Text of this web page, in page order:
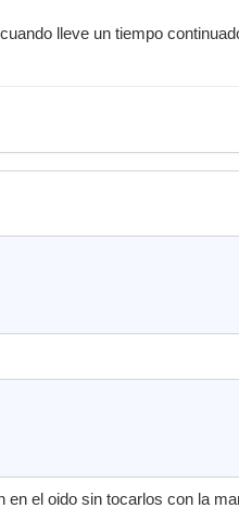
lleve un tiempo
en el oido sin tocarlos con la